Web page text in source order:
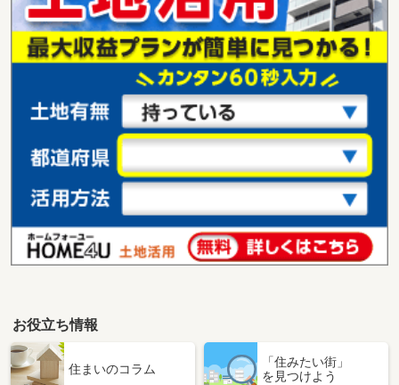
用途地域 無指定
土地面積 9999m²
沖縄県名護市字山入端
価 格
20億0,000万円
住 所
沖縄県名護市字山入端
用途地域 無指定
沖縄県那覇市久米１丁目
4,898万円
住 所
沖縄県那覇市久米１丁目
沖縄県沖縄市上地２丁目
価 格
2,000万円
お役立ち情報
住まいのコラム
「住みたい街」
を見つけよう